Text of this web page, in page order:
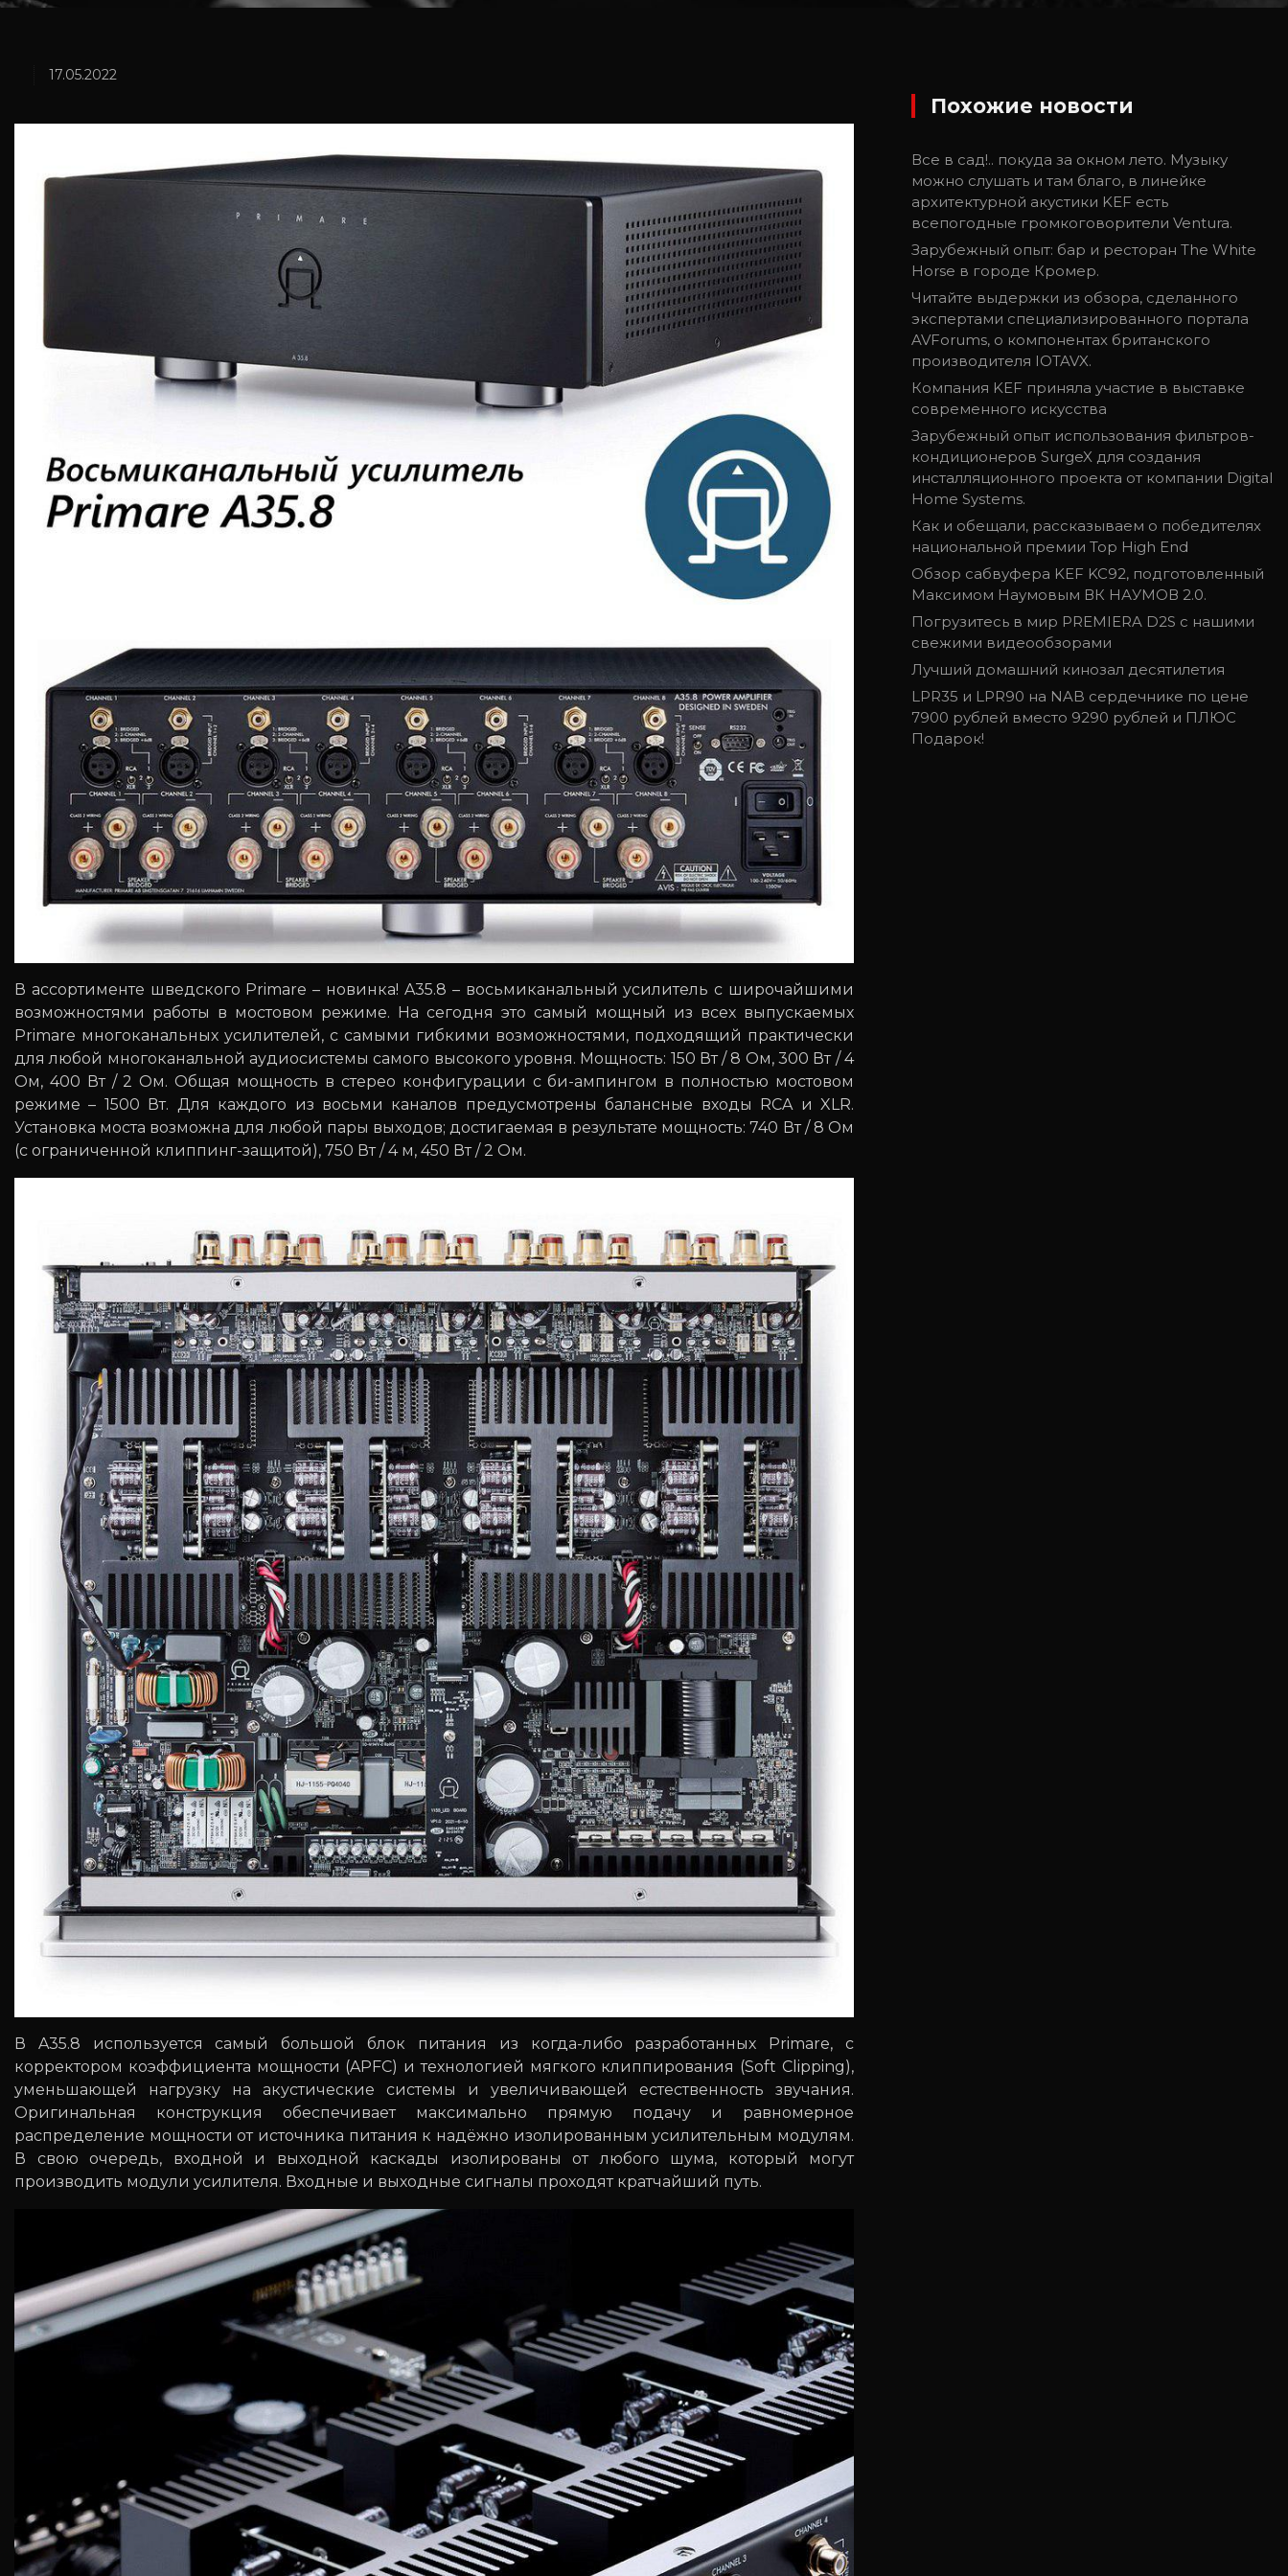
17.05.2022
В ассортименте шведского Primare – новинка! A35.8 – восьмиканальный усилитель с широчайшими
возможностями работы в мостовом режиме. На сегодня это самый мощный из всех выпускаемых
Primare многоканальных усилителей, с самыми гибкими возможностями, подходящий практически
для любой многоканальной аудиосистемы самого высокого уровня. Мощность: 150 Вт / 8 Ом, 300 Вт / 4
Ом, 400 Вт / 2 Ом. Общая мощность в стерео конфигурации с би-ампингом в полностью мостовом
режиме – 1500 Вт. Для каждого из восьми каналов предусмотрены балансные входы RCA и XLR.
Установка моста возможна для любой пары выходов; достигаемая в результате мощность: 740 Вт / 8 Ом
(с ограниченной клиппинг-защитой), 750 Вт / 4 м, 450 Вт / 2 Ом.
В A35.8 используется самый большой блок питания из когда-либо разработанных Primare, с
корректором коэффициента мощности (APFC) и технологией мягкого клиппирования (Soft Clipping),
уменьшающей нагрузку на акустические системы и увеличивающей естественность звучания.
Оригинальная конструкция обеспечивает максимально прямую подачу и равномерное
распределение мощности от источника питания к надёжно изолированным усилительным модулям.
В свою очередь, входной и выходной каскады изолированы от любого шума, который могут
производить модули усилителя. Входные и выходные сигналы проходят кратчайший путь.
Похожие новости
Все в сад!.. покуда за окном лето. Музыку
можно слушать и там благо, в линейке
архитектурной акустики KEF есть
всепогодные громкоговорители Ventura.
Зарубежный опыт: бар и ресторан The White
Horse в городе Кромер.
Читайте выдержки из обзора, сделанного
экспертами специализированного портала
AVForums, о компонентах британского
производителя IOTAVX.
Компания KEF приняла участие в выставке
современного искусства
Зарубежный опыт использования фильтров-
кондиционеров SurgeX для создания
инсталляционного проекта от компании Digital
Home Systems.
Как и обещали, рассказываем о победителях
национальной премии Top High End
Обзор сабвуфера KEF KC92, подготовленный
Максимом Наумовым ВК НАУМОВ 2.0.
Погрузитесь в мир PREMIERA D2S с нашими
свежими видеообзорами
Лучший домашний кинозал десятилетия
LPR35 и LPR90 на NAB сердечнике по цене
7900 рублей вместо 9290 рублей и ПЛЮС
Подарок!